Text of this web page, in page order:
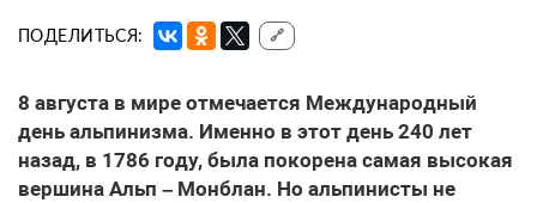
ПОДЕЛИТЬСЯ: 🔗
8 августа в мире отмечается Международный
день альпинизма. Именно в этот день 240 лет
назад, в 1786 году, была покорена самая высокая
вершина Альп – Монблан. Но альпинисты не